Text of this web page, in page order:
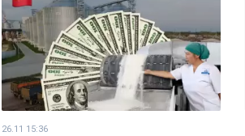
26.11 15:36